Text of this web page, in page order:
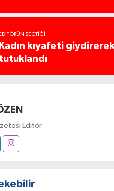
EDITÖRÜN SEÇTIĞI
Kadın kıyafeti
Editör